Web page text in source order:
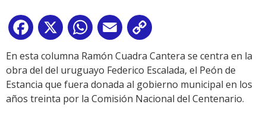
Facebook
X WhatsApp
Email
Link
En esta columna Ramón Cuadra Cantera se centra en la
obra del del uruguayo Federico Escalada, el Peón de
Estancia que fuera donada al gobierno municipal en los
años treinta por la Comisión Nacional del Centenario.